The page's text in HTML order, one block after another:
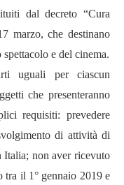
dal decreto “Cura
marzo, che destinano
e del cinema.
uguali per ciascun
che presenteranno
requisiti: prevedere
di attività di
Italia; non aver ricevuto
il 1° gennaio 2019 e